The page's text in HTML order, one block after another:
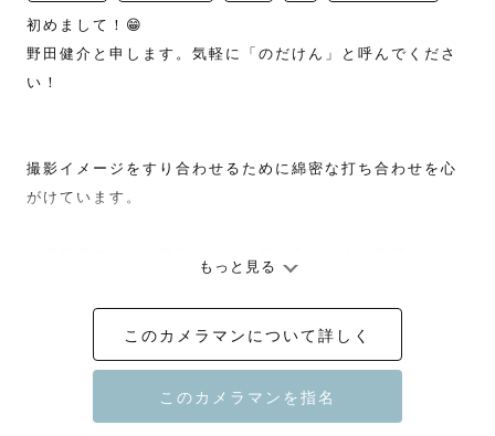
初めまして！😁
野田健介と申します。気軽に「のだけん」と呼んでくださ
い！
撮影イメージをすり合わせるために綿密な打ち合わせを心
がけています。
※アイスランド在住
サイトの都合上、ロンドン表記になっております。
ご注意ください。
もっと見る
このカメラマンについて詳しく